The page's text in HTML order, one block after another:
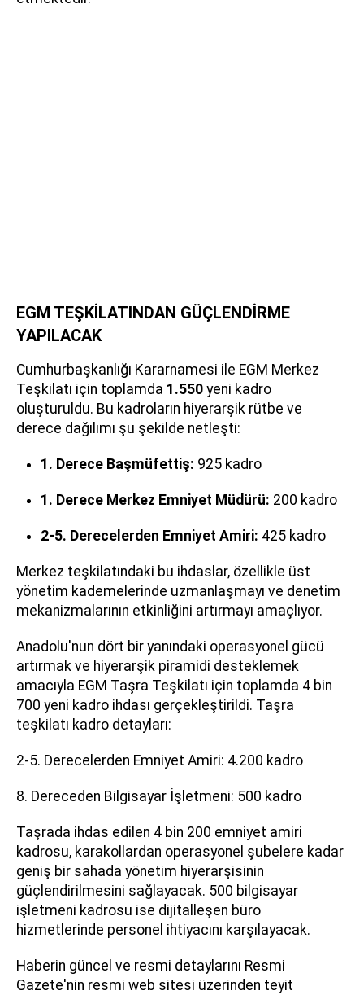
EGM TEŞKİLATINDAN GÜÇLENDİRME
YAPILACAK
Cumhurbaşkanlığı Kararnamesi ile EGM Merkez
Teşkilatı için toplamda 1.550 yeni kadro
oluşturuldu. Bu kadroların hiyerarşik rütbe ve
derece dağılımı şu şekilde netleşti:
1. Derece Başmüfettiş: 925 kadro
1. Derece Merkez Emniyet Müdürü: 200 kadro
2-5. Derecelerden Emniyet Amiri: 425 kadro
Merkez teşkilatındaki bu ihdaslar, özellikle üst
yönetim kademelerinde uzmanlaşmayı ve denetim
mekanizmalarının etkinliğini artırmayı amaçlıyor.
Anadolu'nun dört bir yanındaki operasyonel gücü
artırmak ve hiyerarşik piramidi desteklemek
amacıyla EGM Taşra Teşkilatı için toplamda 4 bin
700 yeni kadro ihdası gerçekleştirildi. Taşra
teşkilatı kadro detayları:
2-5. Derecelerden Emniyet Amiri: 4.200 kadro
8. Dereceden Bilgisayar İşletmeni: 500 kadro
Taşrada ihdas edilen 4 bin 200 emniyet amiri
kadrosu, karakollardan operasyonel şubelere kadar
geniş bir sahada yönetim hiyerarşisinin
güçlendirilmesini sağlayacak. 500 bilgisayar
işletmeni kadrosu ise dijitalleşen büro
hizmetlerinde personel ihtiyacını karşılayacak.
Haberin güncel ve resmi detaylarını Resmi
Gazete'nin resmi web sitesi üzerinden teyit